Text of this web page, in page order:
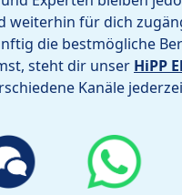
weiterhin für dich
die bestmögliche
steht dir unser HiPP
Kanäle